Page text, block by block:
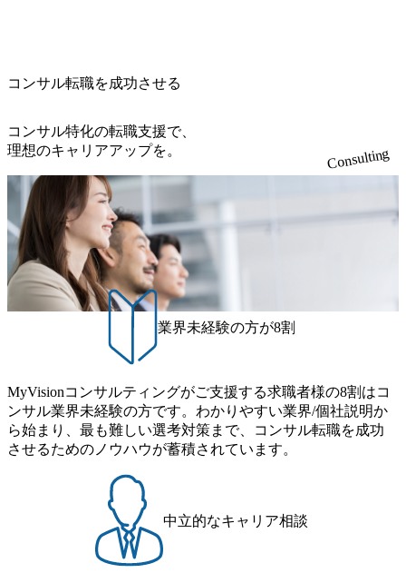
かの実務経験を有する方 - MBB及び戦略ファームでのコ
ンサルティング経験2年以上 - BIG4のStrategy部門におけ
ミュニケーション能力をお持ちの方 ・最新のトレンド・テ
ーマや事例にキャッチアップし、バイタリティーを持って
向を把握し、クライアントや自社への提案などに積極的に
関わることができる方 ・スケジューリング(優先順位付け含
む)など、ビジネスベーシックスキルが習得できている方
てプロジェクト全体の品質担保やマネジメント全般を担
り、クライアントとのリレーションを発展・拡大させるこ
とをミッションとする。自社へ提言の質を常に高く担保す
る責任を担う。 ● 裁量権 弊社は2019年11月に設立され、成
長期といわれるフェーズにあります。 事業・組織を拡大し
ていく時期のため、メンバーや組織がスケールしていく過
程を体感できます。 また、希望者はパートナー以外でも大
手役員の方へのセールスにも参加できる環境です。 自ら案
件を取り、プロジェクト体制を作っていくことも可能で
す。 ● 事業会社機能にも携われる 弊社にはコンサルティン
グ事業以外にもSaaSプロダクト・メディア・地方創生事業
があるため、上記事業に携わることも可能です。コンサル
タントとしての経験を活かしながら自らプロダクト開発や
自社の業務改善ができます。(希望者のみとなります) ● BIG
4・アクセンチュアをはじめとした大手外資系コンサルファ
ーム出身者が多く集まっています ● 平均年齢は35歳で、幅
広い年齢の方が活躍しています ● インダストリー・ソリュ
ーションで区切られていない組織です(ワンプール制) ● 海外
事業拠点をシンガポールに設立し、グローバル案件に対応
するコンサルティング体制を構築しています 東京都中央区
八重洲2-2-1 東京ミッドタウン八重洲 八重洲セントラルタワ
ー8階 受動喫煙対策 : 執務室内禁煙、ビル内喫煙室あり WE
B 書類選考通過後に、GAB試験に合格している方 ● テクノ
ロジーコンサルタント ・4年生大学卒業に限る ・大手総合
ス） 世界49カ国に約73万人以上（2024年5月時点）の社員を
擁し、世界120以上の国の企業を顧客に売上641億ドルを誇
を上回る規模感)、営業利益率も約15％と驚異的な数字とな
っている、売上・従業員数共にこの8年間で4倍近くの成長
を遂げていることから、今後も高い成長が見込まれる 多く
の技術者を抱えており、アビームコンサルティングに続い
て日本国内2番目にSAP認定コンサルタント制度の有資格者
数が多く、特にIT領域に強みを持つ グローバルのポジショ
ンに自由に応募できる社内の転職ツール「キャリアズ・マ
ーケットプレイス」が存在し、本ツールを活用で上司の引
き留めを受けずに移動が可能である（異動者は年間約1,000
名） 残業時間や有休取得率など約10項目を数値化すること
で、実行前後で離職率を半減させることに成功した 18時以
降の会議を原則禁止としているほか、在宅勤務制度の全社
展開、ハラスメント抑止に向けた研修の拡充、社外窓口設
置など徹底的な仕組み化を推進する 育休取得率は男性6
5%、女性100%と全国平均を上回る実績を持ち、女性の管理
職率も21.8%（2023年12月時点）とフレキシブルな働き方を
提供 2026年8月22日(土) 9:00～19:30頃 ※選考会参加人数に
より変動 2026年8月7日(金) 16:00 参加予定DTE ① MRS-IMS
(旧ITXO-IMS) ② TS&T(旧TS&A) ③ CyberSecurity ④ IES ⑤ I
TS-Fukuoka ⑥ AMS-PRD ⑦ AMS-H&PS オンライン (Teams)
UI) レバレジーズで活躍するメンバー紹介！〜 営業職種編
来黒字を維持し、急成長中でありながら安定した事業を展
開し、高い安定性を持つ企業へと成長している 10年後に1兆
円を目指す日本にもなかなかないメガベンチャー。創業か
ら黒字経営。年間130%成長 https://storage.googleapis.com/our-
vision-production.appspot.com/public/images/20251030164405_5c
527843-d227-4df8-b86c-5587f843fdf6_1200x471.webp https://stor
age.googleapis.com/our-vision-production.appspot.com/public/imag
es/20251030164946_dc0888f6-0539-4887-84d7-34c8d8544226_1
200x666.webp 年間100億円規模の投資の元、10以上もの新規
事業を立ち上げているため様々な業界を経験することが可
能 社内転職が活発であり、多様なスキルを1社で身に着ける
ことが可能 事業開発・運用を内包かする「オールインハウ
ス」型の組織体。社内スカウトや社内公募制度を用いて主
体的かつ柔軟なキャリア形成が可能。 https://storage.googleap
165942_70f09968-1b27-43e6-b849-1cd107c4f488_1200x698.web
p ## 働き方／WLB／待遇 内装8億円超のかっこいいオフィ
スがあり、 働き甲斐のあるランキング、新卒注目ランキン
グ受賞歴多数 あえての未上場であり株主からの圧力がない
的な成長を若手に任せられる環境 対面でのコミュニケーシ
ョンメリットを重視するため出社勤務。1日の労働時間平均
9.2時間、有休消化率81%(2024年度の年間データ、エンジニ
ア組織） 2026年8月22日(土) 10:00～最長16:00 2026年8月10
日(月) 16:00 ※応募者が定員を上回る場合は、厳正なる審査
コンサル転職を成功させる
コンサル特化の転職支援で、
理想のキャリアアップを。
Consulting
業界未経験の方が8割
MyVisionコンサルティングがご支援する求職者様の8割はコ
ンサル業界未経験の方です。わかりやすい業界/個社説明か
ら始まり、最も難しい選考対策まで、コンサル転職を成功
させるためのノウハウが蓄積されています。
中立的なキャリア相談